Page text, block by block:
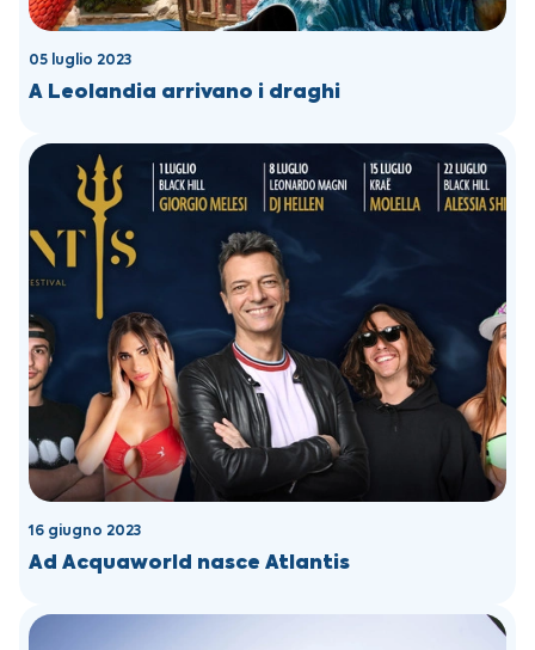
05 luglio 2023
A Leolandia arrivano i draghi
16 giugno 2023
Ad Acquaworld nasce Atlantis